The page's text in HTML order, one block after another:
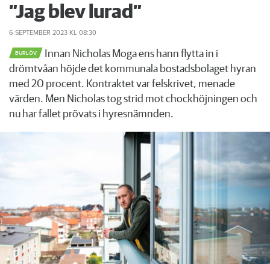
”Jag blev lurad”
6 SEPTEMBER 2023 KL 08:30
BURLÖV
Innan Nicholas Moga ens hann flytta in i
drömtvåan höjde det kommunala bostadsbolaget hyran
med 20 procent. Kontraktet var felskrivet, menade
värden. Men Nicholas tog strid mot chockhöjningen och
nu har fallet prövats i hyresnämnden.